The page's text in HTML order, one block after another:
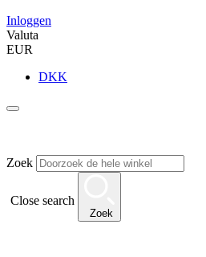
Inloggen
Valuta
EUR
DKK
Zoek
Close search
Zoek